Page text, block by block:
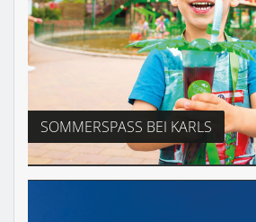
SOMMERSPASS BEI KARLS